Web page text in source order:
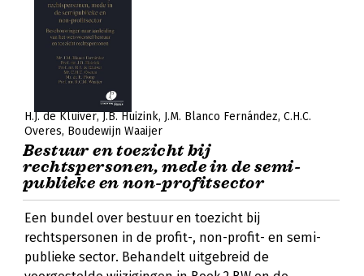
H.J. de Kluiver J.B. Huizink J.M. Blanco Fernández C.H.C.
Overes Boudewijn Waaijer
Bestuur en toezicht bij
rechtspersonen, mede in de semi-
publieke en non-profitsector
Een bundel over bestuur en toezicht bij
rechtspersonen in de profit-, non-profit- en semi-
publieke sector. Behandelt uitgebreid de